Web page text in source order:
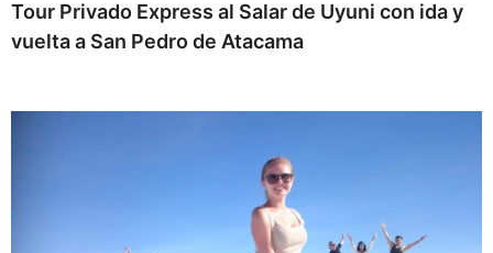
Tour Privado Express al Salar de Uyuni con ida y
vuelta a San Pedro de Atacama